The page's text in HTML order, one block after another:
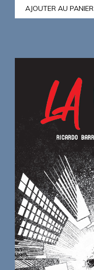
AJOUTER AU PANIER